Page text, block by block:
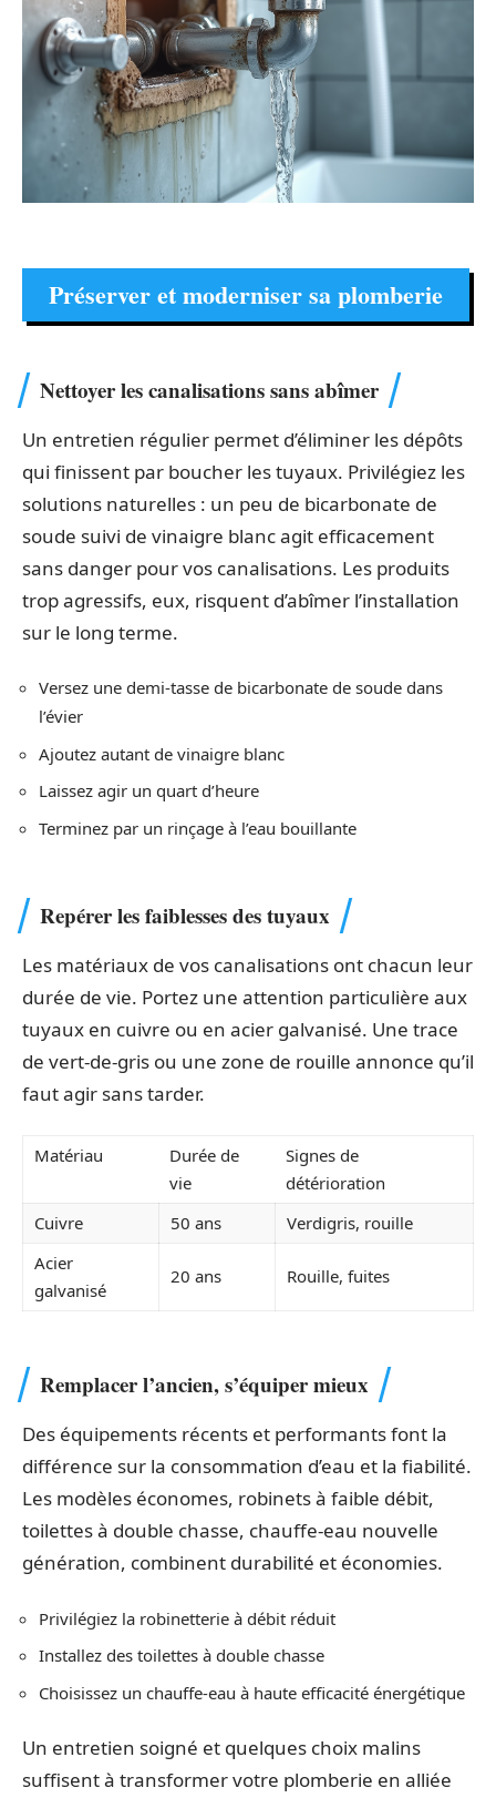
Préserver et moderniser sa plomberie
Nettoyer les canalisations sans abîmer
Un entretien régulier permet d’éliminer les dépôts
qui finissent par boucher les tuyaux. Privilégiez les
solutions naturelles : un peu de bicarbonate de
soude suivi de vinaigre blanc agit efficacement
sans danger pour vos canalisations. Les produits
trop agressifs, eux, risquent d’abîmer l’installation
sur le long terme.
Versez une demi-tasse de bicarbonate de soude dans
l’évier
Ajoutez autant de vinaigre blanc
Laissez agir un quart d’heure
Terminez par un rinçage à l’eau bouillante
Repérer les faiblesses des tuyaux
Les matériaux de vos canalisations ont chacun leur
durée de vie. Portez une attention particulière aux
tuyaux en cuivre ou en acier galvanisé. Une trace
de vert-de-gris ou une zone de rouille annonce qu’il
faut agir sans tarder.
Matériau
Durée de
vie
Signes de
détérioration
Cuivre
50 ans
Verdigris, rouille
Acier
galvanisé
20 ans Rouille, fuites
Remplacer l’ancien, s’équiper mieux
Des équipements récents et performants font la
différence sur la consommation d’eau et la fiabilité.
Les modèles économes, robinets à faible débit,
toilettes à double chasse, chauffe-eau nouvelle
génération, combinent durabilité et économies.
Privilégiez la robinetterie à débit réduit
Installez des toilettes à double chasse
Choisissez un chauffe-eau à haute efficacité énergétique
Un entretien soigné et quelques choix malins
suffisent à transformer votre plomberie en alliée